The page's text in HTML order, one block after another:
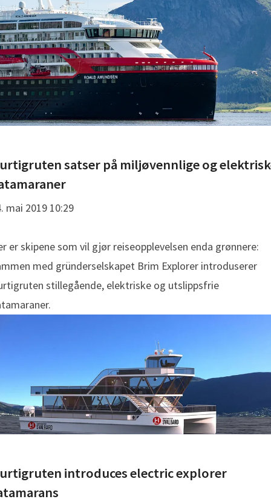
satser på miljøvennlige og
mai 2019 10:29
er skipene som vil gjør reiseopplevelsen enda grønnere:
med gründerselskapet Brim Explorer introduserer
stillegående, elektriske og utslippsfrie
introduces electric explorer